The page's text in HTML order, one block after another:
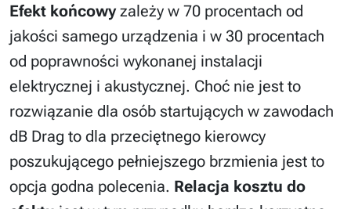
Efekt końcowy zależy w 70 procentach od
jakości samego urządzenia i w 30 procentach
od poprawności wykonanej instalacji
elektrycznej i akustycznej. Choć nie jest to
rozwiązanie dla osób startujących w zawodach
dB Drag to dla przeciętnego kierowcy
poszukującego pełniejszego brzmienia jest to
opcja godna polecenia. Relacja kosztu do